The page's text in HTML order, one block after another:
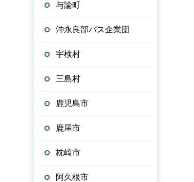
与論町
沖永良部バス企業団
宇検村
三島村
鹿児島市
鹿屋市
枕崎市
阿久根市